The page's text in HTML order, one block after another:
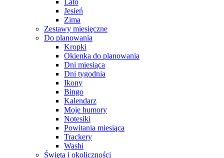
Lato
Jesień
Zima
Zestawy miesięczne
Do planowania
Kropki
Okienka do planowania
Dni miesiąca
Dni tygodnia
Ikony
Bingo
Kalendarz
Moje humory
Notesiki
Powitania miesiąca
Trackery
Washi
Święta i okoliczności